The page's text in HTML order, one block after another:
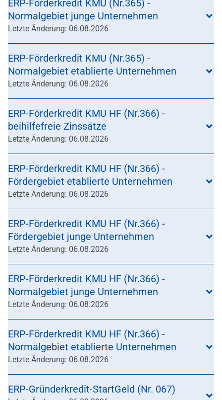
ERP-Förderkredit KMU (Nr.365) -
Normalgebiet junge Unternehmen
Letzte Änderung: 06.08.2026
ERP-Förderkredit KMU (Nr.365) -
Normalgebiet etablierte Unternehmen
Letzte Änderung: 06.08.2026
ERP-Förderkredit KMU HF (Nr.366) -
beihilfefreie Zinssätze
Letzte Änderung: 06.08.2026
ERP-Förderkredit KMU HF (Nr.366) -
Fördergebiet etablierte Unternehmen
Letzte Änderung: 06.08.2026
ERP-Förderkredit KMU HF (Nr.366) -
Fördergebiet junge Unternehmen
Letzte Änderung: 06.08.2026
ERP-Förderkredit KMU HF (Nr.366) -
Normalgebiet junge Unternehmen
Letzte Änderung: 06.08.2026
ERP-Förderkredit KMU HF (Nr.366) -
Normalgebiet etablierte Unternehmen
Letzte Änderung: 06.08.2026
ERP-Gründerkredit-StartGeld (Nr. 067)